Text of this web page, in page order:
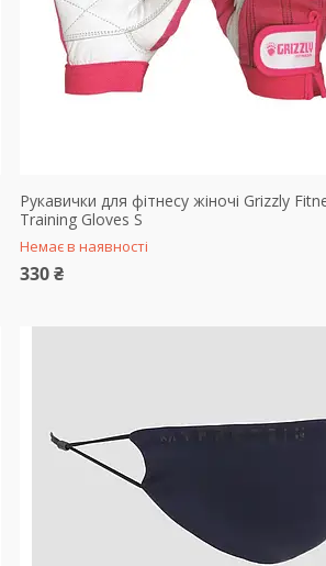
Рукавички для фітнесу жіночі Grizzly
Training Gloves S
Немає в наявності
330 ₴